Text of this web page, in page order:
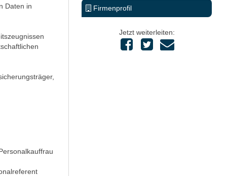
Daten in Firmenprofil
Jetzt weiterleiten: